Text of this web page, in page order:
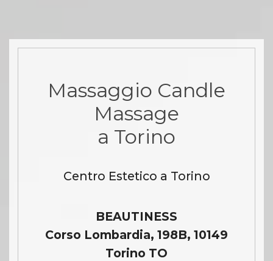
Massaggio Candle
Massage
a Torino
Centro Estetico a Torino
BEAUTINESS
Corso Lombardia, 198B, 10149
Torino TO